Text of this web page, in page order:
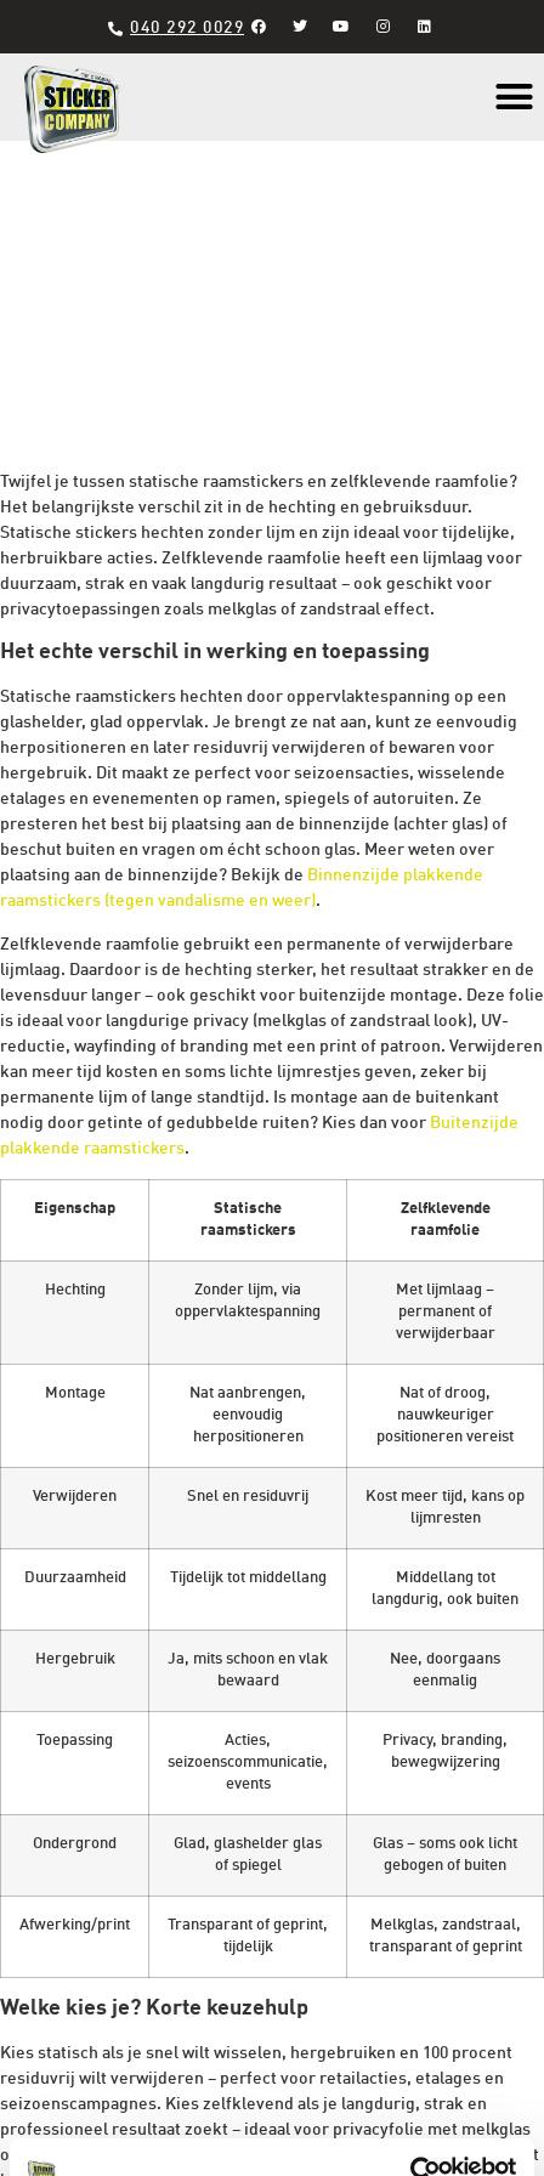
040 292 0029
Twijfel je tussen statische raamstickers en zelfklevende raamfolie?
Het belangrijkste verschil zit in de hechting en gebruiksduur.
Statische stickers hechten zonder lijm en zijn ideaal voor tijdelijke,
herbruikbare acties. Zelfklevende raamfolie heeft een lijmlaag voor
duurzaam, strak en vaak langdurig resultaat – ook geschikt voor
privacytoepassingen zoals melkglas of zandstraal effect.
Het echte verschil in werking en toepassing
Statische raamstickers hechten door oppervlaktespanning op een
glashelder, glad oppervlak. Je brengt ze nat aan, kunt ze eenvoudig
herpositioneren en later residuvrij verwijderen of bewaren voor
hergebruik. Dit maakt ze perfect voor seizoensacties, wisselende
etalages en evenementen op ramen, spiegels of autoruiten. Ze
presteren het best bij plaatsing aan de binnenzijde (achter glas) of
beschut buiten en vragen om écht schoon glas. Meer weten over
plaatsing aan de binnenzijde? Bekijk de Binnenzijde plakkende
raamstickers (tegen vandalisme en weer).
Zelfklevende raamfolie gebruikt een permanente of verwijderbare
lijmlaag. Daardoor is de hechting sterker, het resultaat strakker en de
levensduur langer – ook geschikt voor buitenzijde montage. Deze folie
is ideaal voor langdurige privacy (melkglas of zandstraal look), UV-
reductie, wayfinding of branding met een print of patroon. Verwijderen
kan meer tijd kosten en soms lichte lijmrestjes geven, zeker bij
permanente lijm of lange standtijd. Is montage aan de buitenkant
nodig door getinte of gedubbelde ruiten? Kies dan voor Buitenzijde
plakkende raamstickers.
Eigenschap
Statische
raamstickers
Zelfklevende
raamfolie
Hechting
Zonder lijm, via
oppervlaktespanning
Met lijmlaag –
permanent of
verwijderbaar
Montage
Nat aanbrengen,
eenvoudig
herpositioneren
Nat of droog,
nauwkeuriger
positioneren vereist
Verwijderen Snel en residuvrij
Kost meer tijd, kans op
lijmresten
Duurzaamheid Tijdelijk tot middellang
Middellang tot
langdurig, ook buiten
Hergebruik
Ja, mits schoon en vlak
bewaard
Nee, doorgaans
eenmalig
Toepassing
Acties,
seizoenscommunicatie,
events
Privacy, branding,
bewegwijzering
Ondergrond
Glad, glashelder glas
of spiegel
Glas – soms ook licht
gebogen of buiten
Afwerking/print
Transparant of geprint,
tijdelijk
Melkglas, zandstraal,
transparant of geprint
Welke kies je? Korte keuzehulp
Kies statisch als je snel wilt wisselen, hergebruiken en 100 procent
residuvrij wilt verwijderen – perfect voor retailacties, etalages en
seizoenscampagnes. Kies zelfklevend als je langdurig, strak en
professioneel resultaat zoekt – ideaal voor privacyfolie met melkglas
of zandstraal effect, buitenbestendige signing en maatwerkprints met